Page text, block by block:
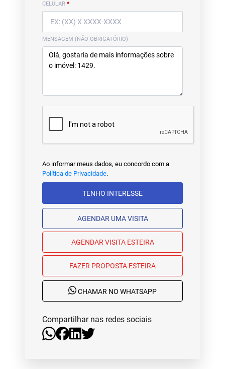
CELULAR *
MENSAGEM (NÃO OBRIGATÓRIO)
Ao informar meus dados, eu concordo com a
Política de Privacidade.
TENHO INTERESSE
AGENDAR UMA VISITA
AGENDAR VISITA ESTEIRA
FAZER PROPOSTA ESTEIRA
CHAMAR NO WHATSAPP
Compartilhar nas redes sociais